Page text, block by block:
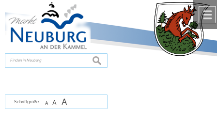
zur Navigationoder
springen.
suchen
Schriftgröße A A A